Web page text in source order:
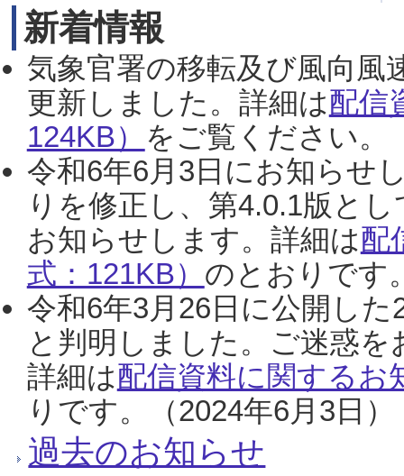
新着情報
気象官署の移転及び風向風
更新しました。詳細は配信
124KB） をご覧ください。
令和6年6月3日にお知らせ
りを修正し、第4.0.1版と
お知らせします。詳細は配
式：121KB） のとおりです
令和6年3月26日に公開し
と判明しました。ご迷惑
詳細は配信資料に関するお
りです。（2024年6月3日）
過去のお知らせ